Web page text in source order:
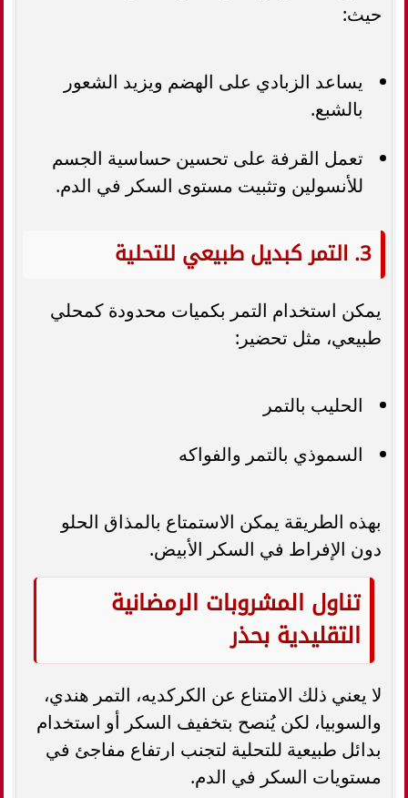
حيث:
يساعد الزبادي على الهضم ويزيد الشعور
بالشبع.
تعمل القرفة على تحسين حساسية الجسم
للأنسولين وتثبيت مستوى السكر في الدم.
3. التمر كبديل طبيعي للتحلية
يمكن استخدام التمر بكميات محدودة كمحلي
طبيعي، مثل تحضير:
الحليب بالتمر
السموذي بالتمر والفواكه
بهذه الطريقة يمكن الاستمتاع بالمذاق الحلو
دون الإفراط في السكر الأبيض.
تناول المشروبات الرمضانية
التقليدية بحذر
لا يعني ذلك الامتناع عن الكركديه، التمر هندي،
والسوبيا، لكن يُنصح بتخفيف السكر أو استخدام
بدائل طبيعية للتحلية لتجنب ارتفاع مفاجئ في
مستويات السكر في الدم.